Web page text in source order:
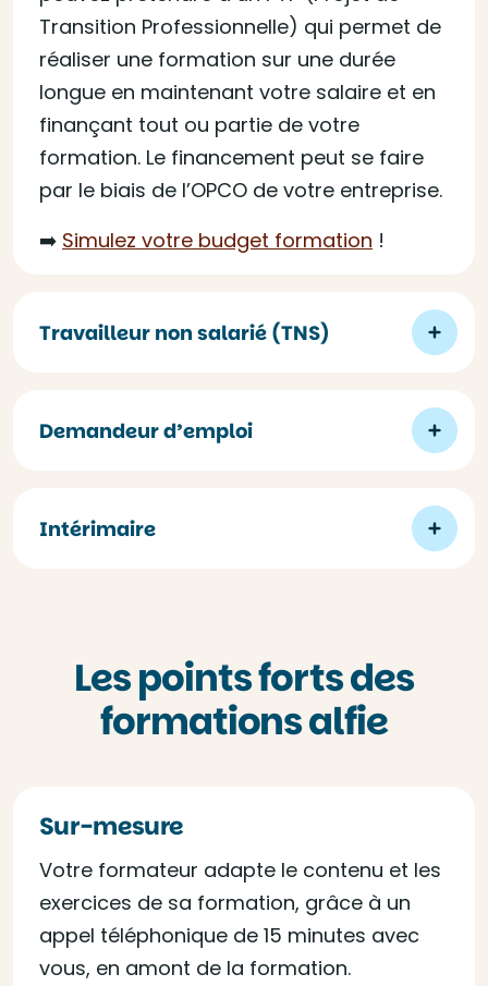
Transition Professionnelle) qui permet de
réaliser une formation sur une durée
longue en maintenant votre salaire et en
finançant tout ou partie de votre
formation. Le financement peut se faire
par le biais de l’OPCO de votre entreprise.
➡️ Simulez votre budget formation !
Travailleur non salarié (TNS)
Demandeur d’emploi
Intérimaire
Les points forts des
formations alfie
Sur-mesure
Votre formateur adapte le contenu et les
exercices de sa formation, grâce à un
appel téléphonique de 15 minutes avec
vous, en amont de la formation.